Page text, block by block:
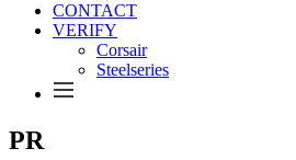
CONTACT
VERIFY
Corsair
Steelseries
PR